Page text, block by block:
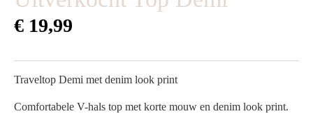
€ 19,99
Traveltop Demi met denim look print
Comfortabele V-hals top met korte mouw en denim look print.